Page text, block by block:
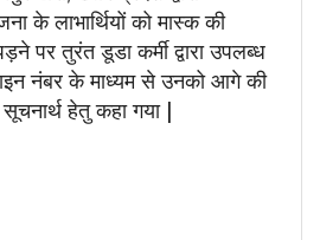
के लाभार्थियों को मास्क की
पर तुरंत डूडा कर्मी द्वारा उपलब्ध
नंबर के माध्यम से उनको आगे की
हेतु कहा गया |